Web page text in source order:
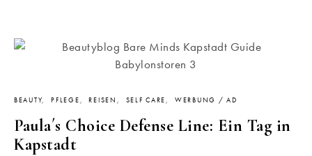
BEAUTY PFLEGE REISEN SELF CARE WERBUNG / AD
Paula´s Choice Defense Line: Ein Tag in
Kapstadt